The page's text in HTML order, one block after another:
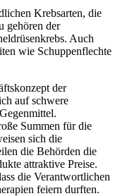
Krebsarten, die
gehören der
Auch
wie Schuppenflechte
der
auf schwere
Summen für die
sich die
die Behörden die
attraktive Preise.
die Verantwortlichen
feiern durften.